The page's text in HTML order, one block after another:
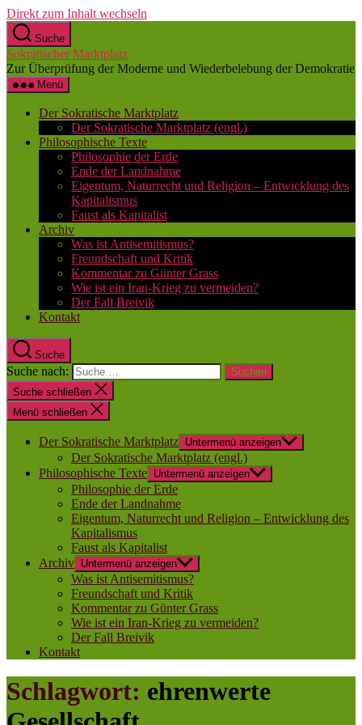
Direkt zum Inhalt wechseln
Suche
Sokratischer Marktplatz
Zur Überprüfung der Moderne und Wiederbelebung der Demokratie
Menü
Der Sokratische Marktplatz
Der Sokratische Marktplatz (engl.)
Philosophische Texte
Philosophie der Erde
Ende der Landnahme
Eigentum, Naturrecht und Religion – Entwicklung des
Kapitalismus
Faust als Kapitalist
Archiv
Was ist Antisemitismus?
Freundschaft und Kritik
Kommentar zu Günter Grass
Wie ist ein Iran-Krieg zu vermeiden?
Der Fall Breivik
Kontakt
Suche
Suche nach:
Suche schließen
Menü schließen
Der Sokratische Marktplatz Untermenü anzeigen
Der Sokratische Marktplatz (engl.)
Philosophische Texte Untermenü anzeigen
Philosophie der Erde
Ende der Landnahme
Eigentum, Naturrecht und Religion – Entwicklung des
Kapitalismus
Faust als Kapitalist
Archiv Untermenü anzeigen
Was ist Antisemitismus?
Freundschaft und Kritik
Kommentar zu Günter Grass
Wie ist ein Iran-Krieg zu vermeiden?
Der Fall Breivik
Kontakt
Schlagwort: ehrenwerte